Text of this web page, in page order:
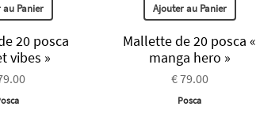
au Panier
20 posca
vibes »
Ajouter au Panier
Mallette de 20 posca «
manga hero »
€ 79.00
Posca